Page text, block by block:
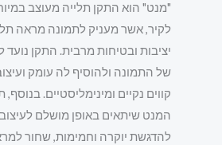
"מנט" הוא התקן תלייה מעוצב
לקיר, אשר מעניק לתמונה מראה
יציבות ובטיחות מרבית. התקן
של התמונה ולהוסיף לה עומק
קווים נקיים ומינימליסטיים.
המנט שיתאים באופן מושלם
להדגשת יוקרה וחמימות, שחור